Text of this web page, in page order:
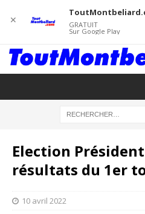
Election
résultats du 1er
10 avril 2022
✕ GRATUIT
Sur Google Play